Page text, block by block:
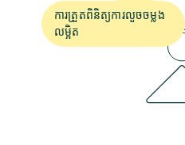
ការត្រួតពិនិត្យការលួចចម្លង
លម្អិត